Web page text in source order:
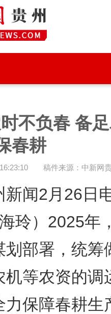
不负春 备
春耕
稿件来源：中新网
闻2月26日
玲）2025年
划部署，统筹
机等农资的调
力保障春耕生